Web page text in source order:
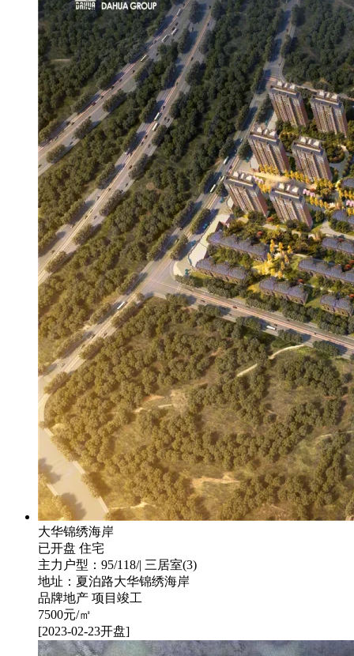
大华锦绣海岸
已开盘 住宅
主力户型：95/118/| 三居室(3)
地址：夏泊路大华锦绣海岸
品牌地产 项目竣工
7500元/㎡
[2023-02-23开盘]